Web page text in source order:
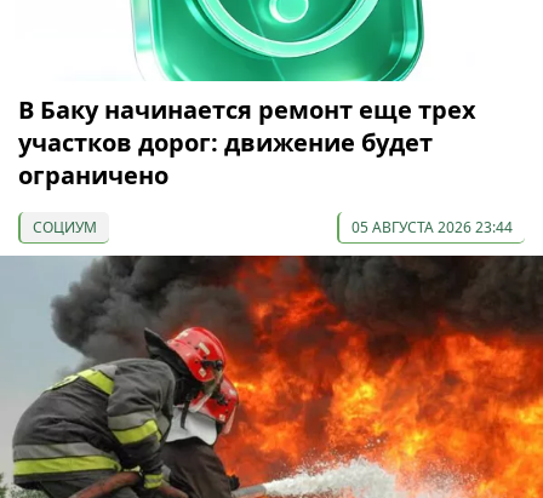
В Баку начинается ремонт еще трех
участков дорог: движение будет
ограничено
СОЦИУМ 05 АВГУСТА 2026 23:44